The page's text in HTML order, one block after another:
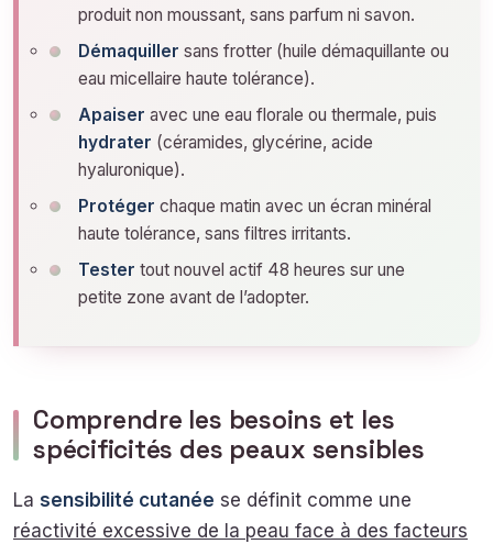
produit non moussant, sans parfum ni savon.
Démaquiller sans frotter (huile démaquillante ou
eau micellaire haute tolérance).
Apaiser avec une eau florale ou thermale, puis
hydrater (céramides, glycérine, acide
hyaluronique).
Protéger chaque matin avec un écran minéral
haute tolérance, sans filtres irritants.
Tester tout nouvel actif 48 heures sur une
petite zone avant de l’adopter.
Comprendre les besoins et les
spécificités des peaux sensibles
La sensibilité cutanée se définit comme une
réactivité excessive de la peau face à des facteurs